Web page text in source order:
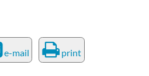
e-mail print